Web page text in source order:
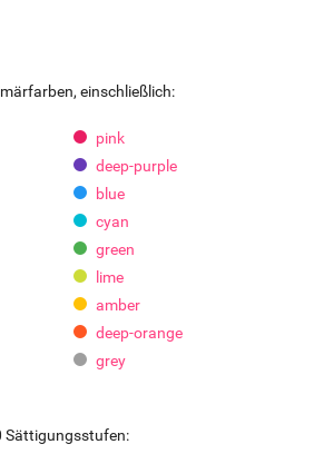
einschließlich:
pink
deep-purple
blue
cyan
green
lime
amber
deep-orange
grey
Sättigungsstufen: